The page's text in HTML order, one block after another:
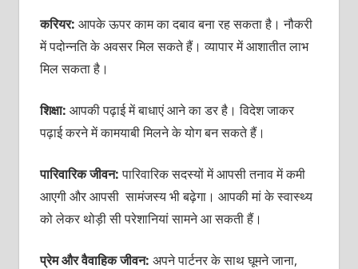
करियर: आपके ऊपर काम का दबाव बना रह सकता है। नौकरी
में पदोन्नति के अवसर मिल सकते हैं। व्यापार में आशातीत लाभ
मिल सकता है।
शिक्षा: आपकी पढ़ाई में बाधाएं आने का डर है। विदेश जाकर
पढ़ाई करने में कामयाबी मिलने के योग बन सकते हैं।
पारिवारिक जीवन: पारिवारिक सदस्यों में आपसी तनाव में कमी
आएगी और आपसी सामंजस्य भी बढ़ेगा। आपकी मां के स्वास्थ्य
को लेकर थोड़ी सी परेशानियां सामने आ सकती हैं।
प्रेम और वैवाहिक जीवन: अपने पार्टनर के साथ घूमने जाना,